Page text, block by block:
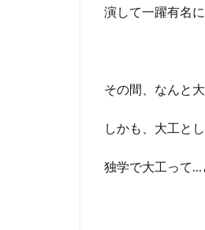
演して一躍有名
その間、なんと
しかも、大工と
独学で大工って…